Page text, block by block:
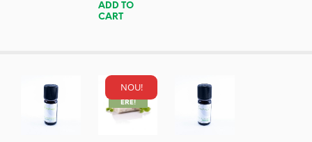
ADD TO
CART
NOU!
REDUC
ERE!